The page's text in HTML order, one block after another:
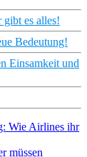
es alles!
Bedeutung!
Einsamkeit und
Wie Airlines ihr
müssen